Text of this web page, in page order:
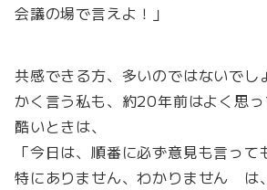
会議の場で言えよ！」
共感できる方、多いのではないでし
かく言う私も、約20年前はよく思っ
酷いときは、
「今日は、順番に必ず意見も言って
特にありません、わかりません は